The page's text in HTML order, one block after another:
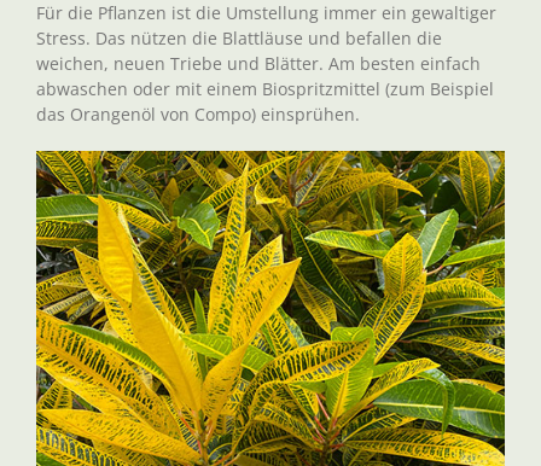
Für die Pflanzen ist die Umstellung immer ein gewaltiger
Stress. Das nützen die Blattläuse und befallen die
weichen, neuen Triebe und Blätter. Am besten einfach
abwaschen oder mit einem Biospritzmittel (zum Beispiel
das Orangenöl von Compo) einsprühen.